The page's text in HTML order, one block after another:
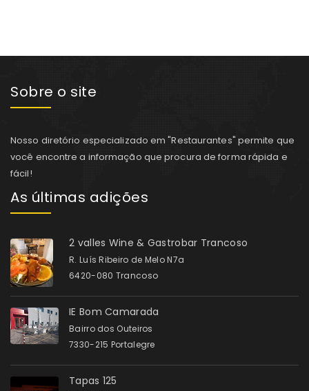
Sobre o site
Nosso diretório especializado em "Restaurantes" permite que
você encontre a informação que procura de forma rápida e
fácil!
As últimas adições
2 valles Wine & Gastrobar Trancoso
R. Luís Ribeiro de Melo N7a
6420-080 Trancoso
IE Bom Camarada
Bairro dos Outeiros
7330-215 Portalegre
Tapas 125